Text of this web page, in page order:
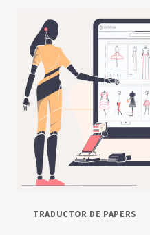
TRADUCTOR DE PAPERS